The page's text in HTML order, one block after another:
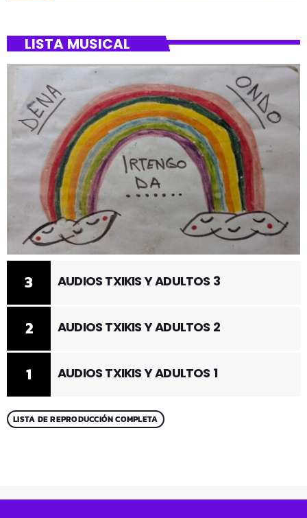
LISTA MUSICAL
1 AUDIOS TXIKIS Y ADULTOS 1
2 AUDIOS TXIKIS Y ADULTOS 2
3 AUDIOS TXIKIS Y ADULTOS 3
LISTA DE REPRODUCCIÓN COMPLETA